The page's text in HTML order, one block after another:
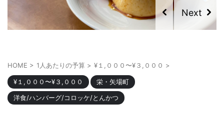
HOME > 1人あたりの予算 > ¥１,０００〜¥３,０００ >
¥１,０００〜¥３,０００
栄・矢場町
洋食/ハンバーグ/コロッケ/とんかつ